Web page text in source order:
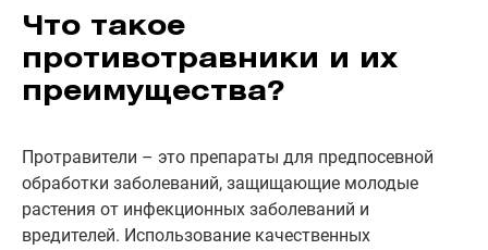
Что такое
противотравники и их
преимущества?
Протравители – это препараты для предпосевной
обработки заболеваний, защищающие молодые
растения от инфекционных заболеваний и
вредителей. Использование качественных